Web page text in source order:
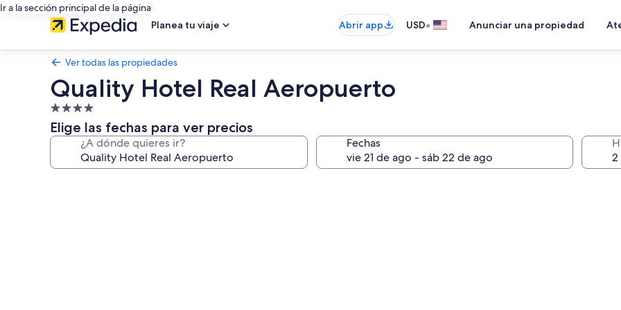
Ir a la sección principal de la página
Planea tu viaje
Abrir app USD• Anunciar una propiedad
Ver todas las propiedades
Quality Hotel Real Aeropuerto
Propiedad
de
4.0
estrellas
Elige las fechas para ver precios
¿A dónde quieres ir? Fechas